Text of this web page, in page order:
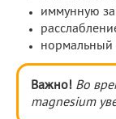
иммунную
нормальный
Важно! Во
magnesium